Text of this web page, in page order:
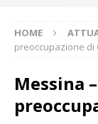
HOME
preoccupazione di
Messina